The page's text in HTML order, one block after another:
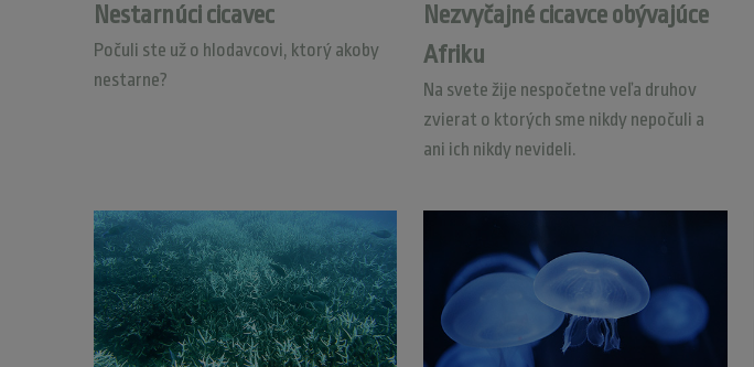
Nestarnúci cicavec
Počuli ste už o hlodavcovi, ktorý akoby
nestarne?
Nezvyčajné cicavce obývajúce
Afriku
Na svete žije nespočetne veľa druhov
zvierat o ktorých sme nikdy nepočuli a
ani ich nikdy nevideli.